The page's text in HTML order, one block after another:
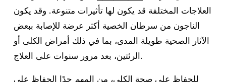
العلاجات المختلفة قد يكون لها تأثيرات متنوعة. وقد يكون
الناجون من سرطان الخصية أكثر عرضة للإصابة ببعض
الآثار الصحية طويلة المدى، بما في ذلك أمراض الكلى أو
الرئتين، بعد مرور سنوات على العلاج.
للحفاظ على صحة الكلى، من المهم جدًا الحفاظ على